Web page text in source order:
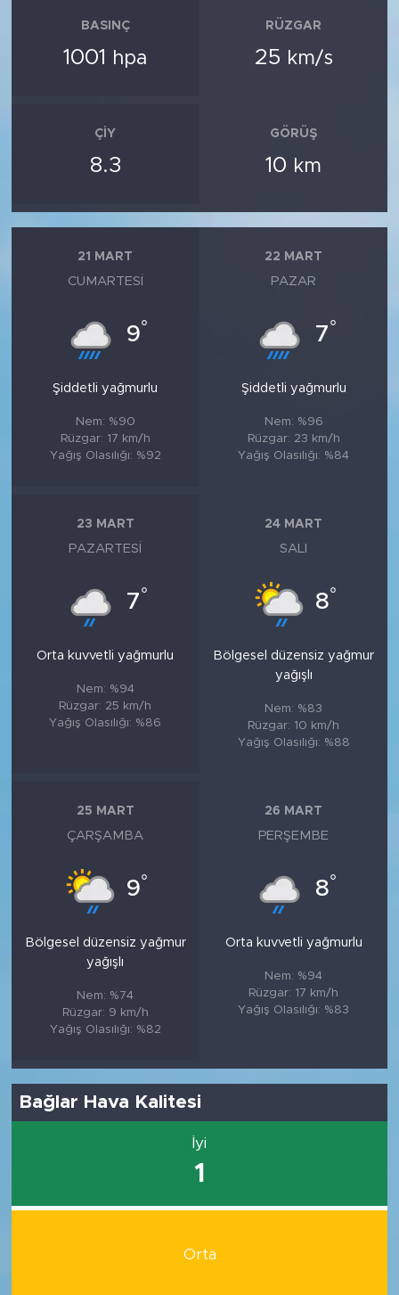
BASINÇ
1001 hpa
RÜZGAR
25 km/s
ÇIY
8.3
GÖRÜŞ
10 km
21 MART
CUMARTESI
9°
Şiddetli yağmurlu
Nem: %90
Rüzgar: 17 km/h
Yağış Olasılığı: %92
22 MART
PAZAR
7°
Şiddetli yağmurlu
Nem: %96
Rüzgar: 23 km/h
Yağış Olasılığı: %84
23 MART
PAZARTESI
7°
Orta kuvvetli yağmurlu
Nem: %94
Rüzgar: 25 km/h
Yağış Olasılığı: %86
24 MART
SALI
8°
Bölgesel düzensiz yağmur
yağışlı
Nem: %83
Rüzgar: 10 km/h
Yağış Olasılığı: %88
25 MART
ÇARŞAMBA
9°
Bölgesel düzensiz yağmur
yağışlı
Nem: %74
Rüzgar: 9 km/h
Yağış Olasılığı: %82
26 MART
PERŞEMBE
8°
Orta kuvvetli yağmurlu
Nem: %94
Rüzgar: 17 km/h
Yağış Olasılığı: %83
Bağlar Hava Kalitesi
İyi
1
Orta